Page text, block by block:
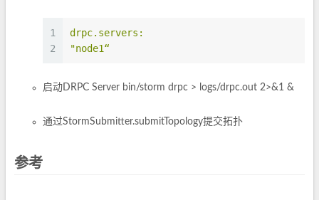
1
2
drpc.servers:
"node1“
启动DRPC Server bin/storm drpc > logs/drpc.out 2>&1 &
通过StormSubmitter.submitTopology提交拓扑
参考